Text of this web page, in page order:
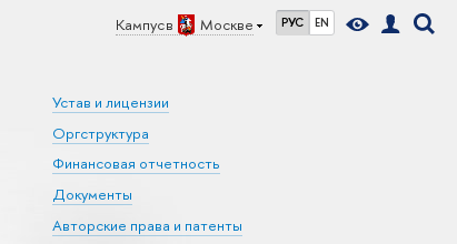
Кампус в Москве РУС EN
Устав и лицензии
Оргструктура
Финансовая отчетность
Документы
Авторские права и патенты